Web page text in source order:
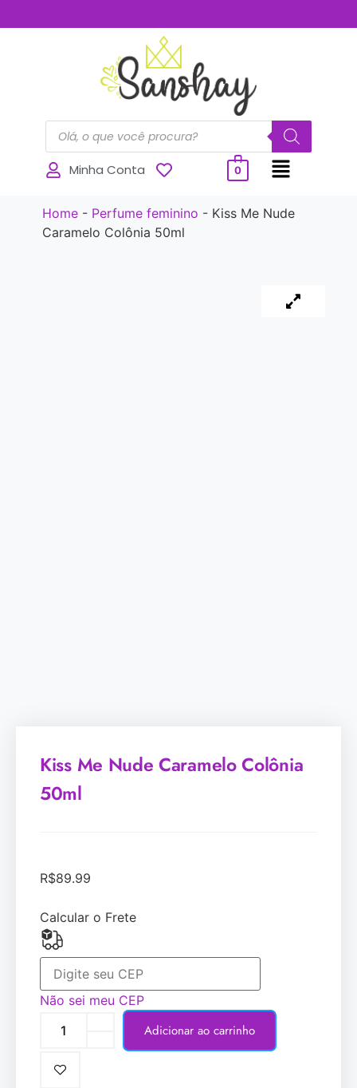
Minha Conta 0
Home- Perfume feminino - Kiss Me Nude
Caramelo Colônia 50ml
Kiss Me Nude Caramelo Colônia
50ml
R$89.99
Calcular o Frete
Não sei meu CEP
Adicionar ao carrinho